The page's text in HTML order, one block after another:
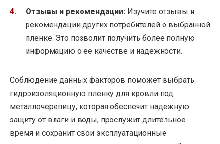
Отзывы и рекомендации: Изучите отзывы и
рекомендации других потребителей о выбранной
пленке. Это позволит получить более полную
информацию о ее качестве и надежности.
Соблюдение данных факторов поможет выбрать
гидроизоляционную пленку для кровли под
металлочерепицу, которая обеспечит надежную
защиту от влаги и воды, прослужит длительное
время и сохранит свои эксплуатационные